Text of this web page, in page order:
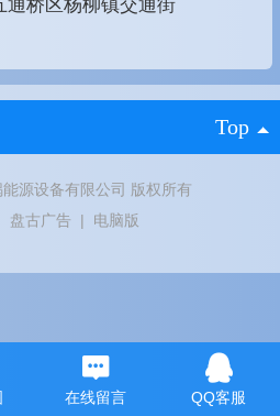
通桥区杨柳镇交通街
Top
源设备有限公司 版权所有
盘古广告 | 电脑版
在线留言 QQ客服